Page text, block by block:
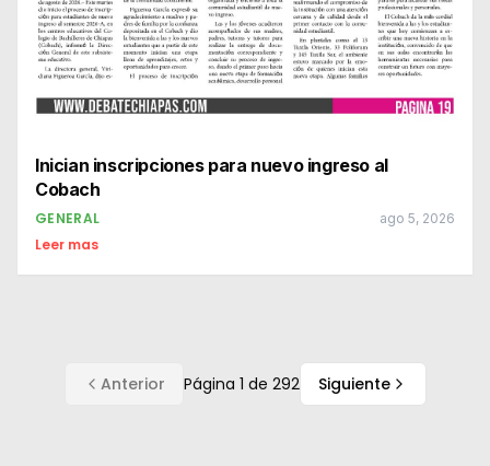
Inician inscripciones para nuevo ingreso al
Cobach
GENERAL ago 5, 2026
Leer mas
Anterior Página 1 de 292 Siguiente